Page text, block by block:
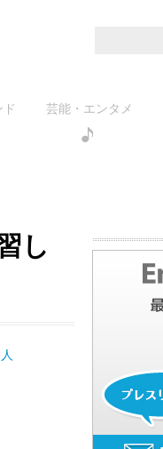
ド 芸能・エンタメ
し